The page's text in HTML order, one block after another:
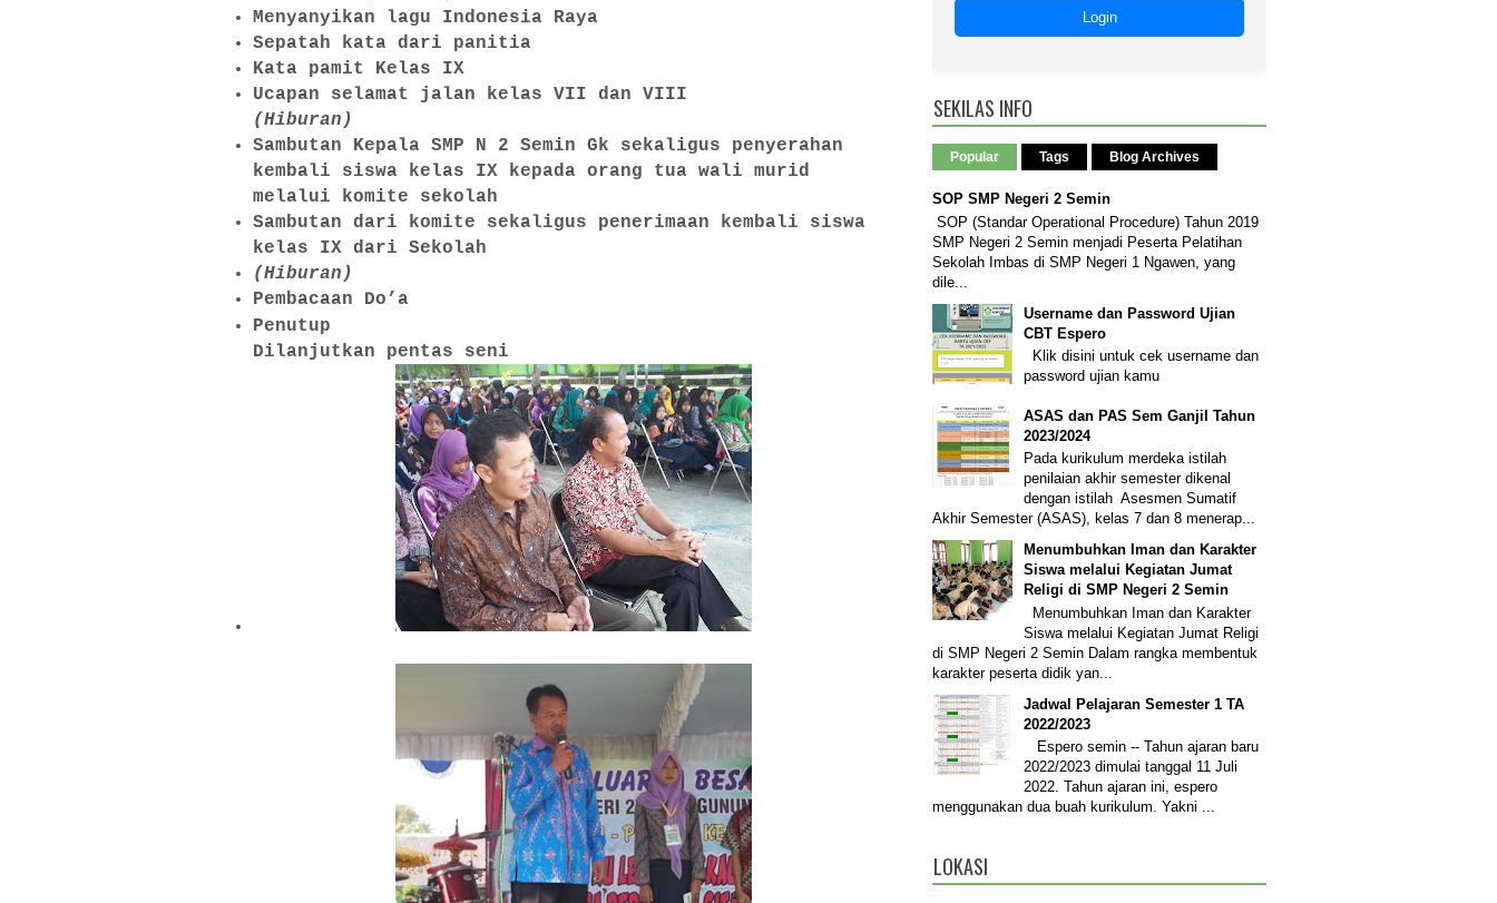
Menyanyikan lagu Indonesia Raya
Sepatah kata dari panitia
Kata pamit Kelas IX
Ucapan selamat jalan kelas VII dan VIII
(Hiburan)
Sambutan Kepala SMP N 2 Semin Gk sekaligus penyerahan
kembali siswa kelas IX kepada orang tua wali murid
melalui komite sekolah
Sambutan dari komite sekaligus penerimaan kembali siswa
kelas IX dari Sekolah
(Hiburan)
Pembacaan Do’a
Penutup
Dilanjutkan pentas seni
Login
SEKILAS INFO
Popular Tags Blog Archives
SOP SMP Negeri 2 Semin
SOP (Standar Operational Procedure) Tahun 2019
SMP Negeri 2 Semin menjadi Peserta Pelatihan
Sekolah Imbas di SMP Negeri 1 Ngawen, yang
dile...
Username dan Password Ujian
CBT Espero
Klik disini untuk cek username dan
password ujian kamu
ASAS dan PAS Sem Ganjil Tahun
2023/2024
Pada kurikulum merdeka istilah
penilaian akhir semester dikenal
dengan istilah Asesmen Sumatif
Akhir Semester (ASAS), kelas 7 dan 8 menerap...
Menumbuhkan Iman dan Karakter
Siswa melalui Kegiatan Jumat
Religi di SMP Negeri 2 Semin
Menumbuhkan Iman dan Karakter
Siswa melalui Kegiatan Jumat Religi
di SMP Negeri 2 Semin Dalam rangka membentuk
karakter peserta didik yan...
Jadwal Pelajaran Semester 1 TA
2022/2023
Espero semin -- Tahun ajaran baru
2022/2023 dimulai tanggal 11 Juli
2022. Tahun ajaran ini, espero
menggunakan dua buah kurikulum. Yakni ...
LOKASI